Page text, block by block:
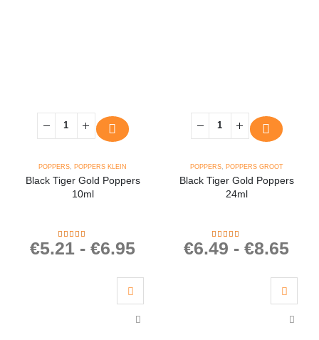
POPPERS POPPERS KLEIN
Black Tiger Gold Poppers
10ml
4.25 out of 5
€5.21 - €6.95
POPPERS, POPPERS GROOT
Black Tiger Gold Poppers
24ml
4.50 out of 5
€6.49 - €8.65